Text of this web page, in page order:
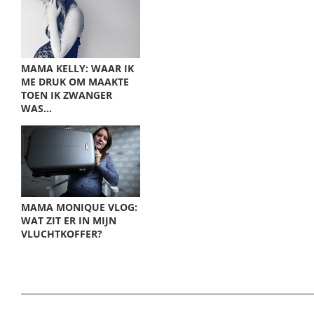
MAMA KELLY: WAAR IK
ME DRUK OM MAAKTE
TOEN IK ZWANGER
WAS…
MAMA MONIQUE VLOG:
WAT ZIT ER IN MIJN
VLUCHTKOFFER?